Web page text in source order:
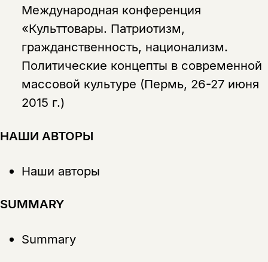
Международная конференция
«Культтовары. Патриотизм,
гражданственность, национализм.
Политические концепты в современной
массовой культуре (Пермь, 26-27 июня
2015 г.)
НАШИ АВТОРЫ
Наши авторы
SUMMARY
Summary